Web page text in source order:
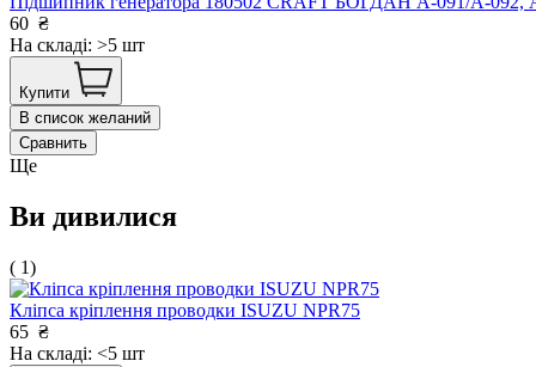
60 ₴
На складі: >5 шт
Купити
В список желаний
Сравнить
Ще
Ви дивилися
( 1)
Кліпса кріплення проводки ISUZU NPR75
65 ₴
На складі: <5 шт